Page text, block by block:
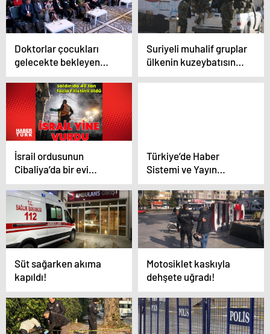
Doktorlar çocukları
gelecekte bekleyen
hastalıkları, tehditleri
ele aldı
Suriyeli muhalif gruplar
ülkenin kuzeybatısında
kontrol alanını
İsrail ordusunun
Cibaliya’da bir evi
hedef alması sonucu
40’tan fazla kişi
hayatını kaybetti
Türkiye’de Haber
Sistemi ve Yayın
Anlayışı
Süt sağarken akıma
kapıldı!
Motosiklet kaskıyla
dehşete uğradı!